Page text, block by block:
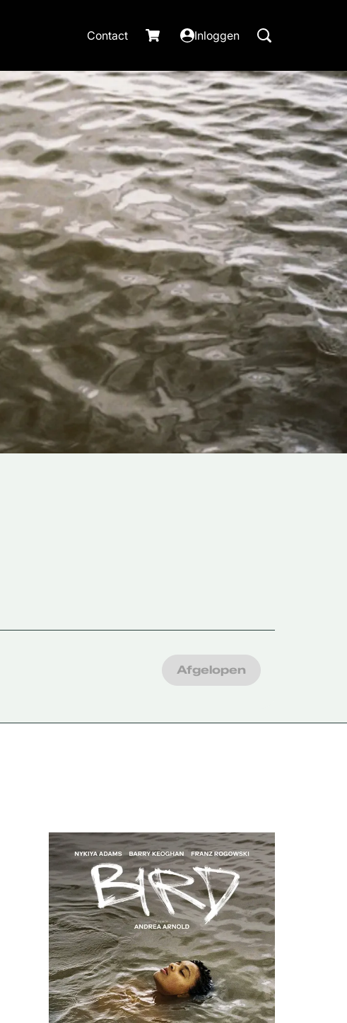
Contact Inloggen
Afgelopen